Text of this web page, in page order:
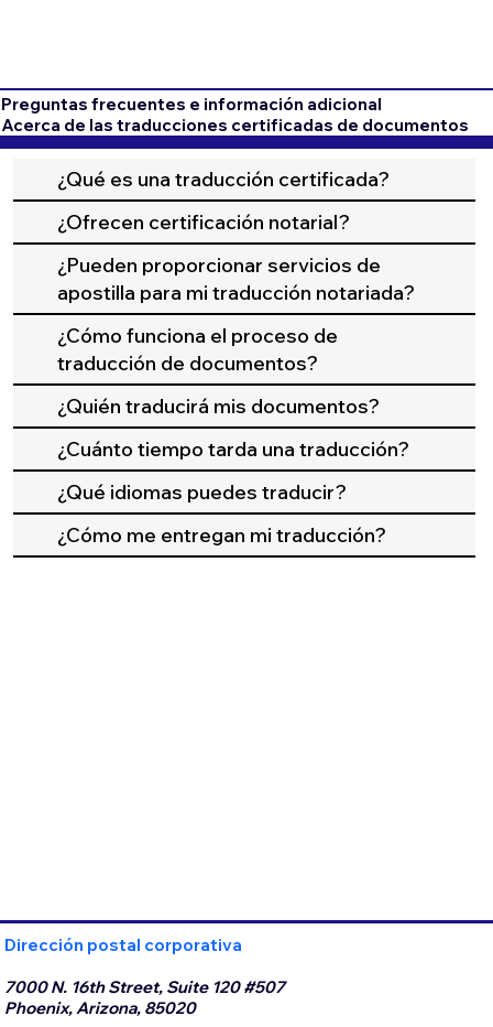
Preguntas frecuentes e información adicional
Acerca de las traducciones certificadas de documentos
¿Qué es una traducción certificada?
¿Ofrecen certificación notarial?
¿Pueden proporcionar servicios de
apostilla para mi traducción notariada?
¿Cómo funciona el proceso de
traducción de documentos?
¿Quién traducirá mis documentos?
¿Cuánto tiempo tarda una traducción?
¿Qué idiomas puedes traducir?
¿Cómo me entregan mi traducción?
Dirección postal corporativa
7000 N. 16th Street, Suite 120 #507
Phoenix, Arizona, 85020